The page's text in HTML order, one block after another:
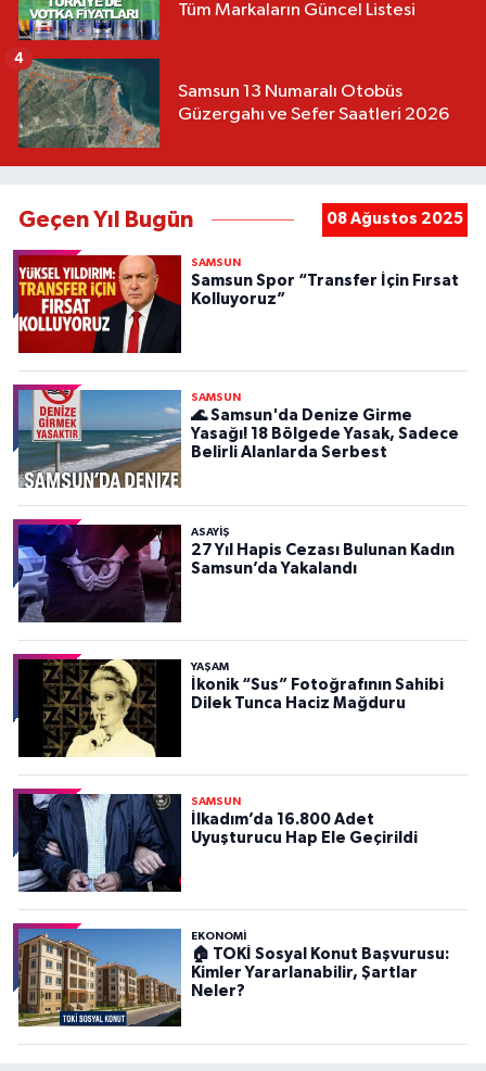
Tüm Markaların Güncel Listesi
Samsun 13 Numaralı Otobüs
Güzergahı ve Sefer Saatleri 2026
4
Geçen Yıl Bugün 08 Ağustos 2025
SAMSUN
Samsun Spor “Transfer İçin Fırsat
Kolluyoruz”
SAMSUN
🌊 Samsun'da Denize Girme
Yasağı! 18 Bölgede Yasak, Sadece
Belirli Alanlarda Serbest
ASAYIŞ
27 Yıl Hapis Cezası Bulunan Kadın
Samsun’da Yakalandı
YAŞAM
İkonik “Sus” Fotoğrafının Sahibi
Dilek Tunca Haciz Mağduru
SAMSUN
İlkadım’da 16.800 Adet
Uyuşturucu Hap Ele Geçirildi
EKONOMİ
🏠 TOKİ Sosyal Konut Başvurusu:
Kimler Yararlanabilir, Şartlar
Neler?